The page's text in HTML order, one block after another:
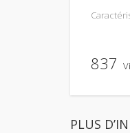
837
PLUS